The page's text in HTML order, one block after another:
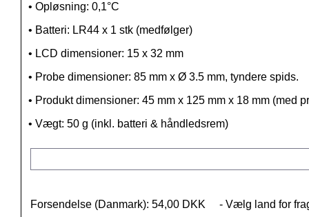
• Opløsning: 0,1°C
• Batteri: LR44 x 1 stk (medfølger)
• LCD dimensioner: 15 x 32 mm
• Probe dimensioner: 85 mm x Ø 3.5 mm, tyndere spids.
• Produkt dimensioner: 45 mm x 125 mm x 18 mm (med
• Vægt: 50 g (inkl. batteri & håndledsrem)
Forsendelse (Danmark): 54,00 DKK
- Vælg land for